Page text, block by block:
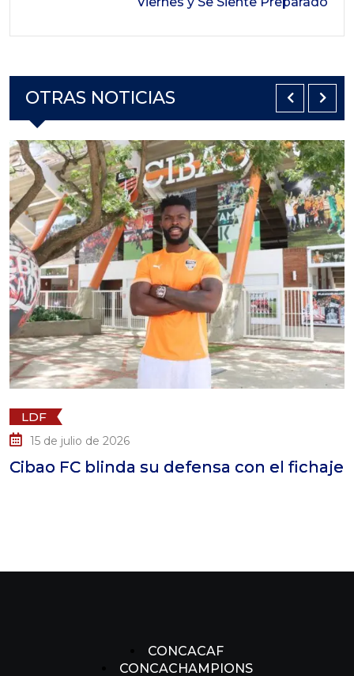
OTRAS NOTICIAS
LDF
15 de julio de 2026
Cibao FC blinda su defensa con el fichaje
CONCACAF
CONCACHAMPIONS